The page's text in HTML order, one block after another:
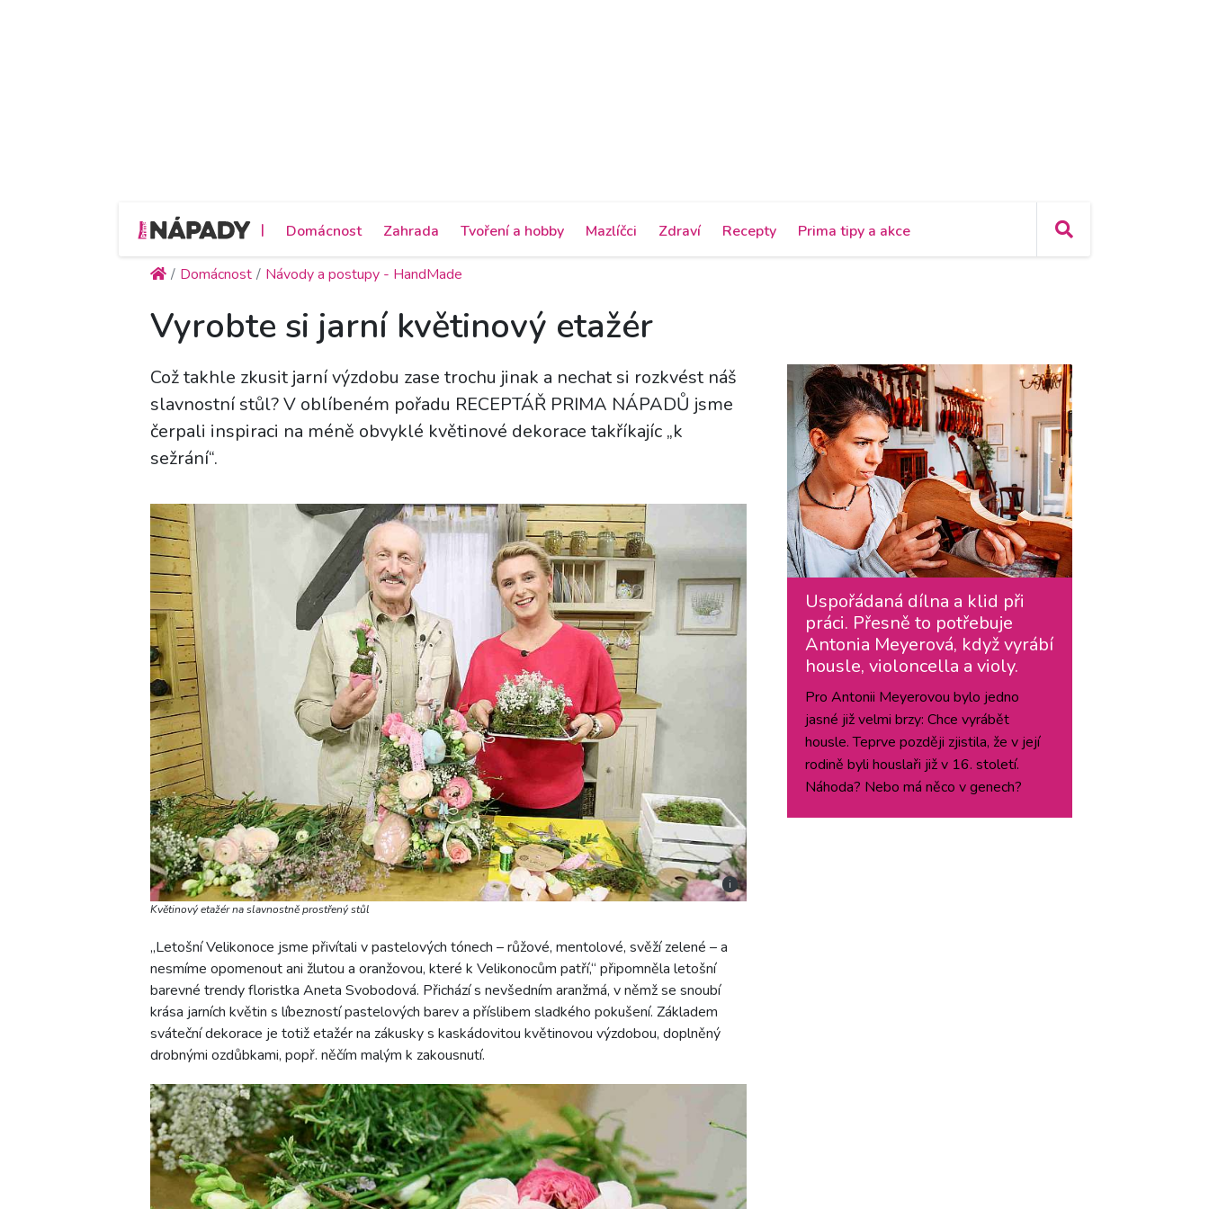
| Domácnost Zahrada Tvoření a hobby Mazlíčci Zdraví Recepty Prima tipy a akce
Domácnost Návody a postupy - HandMade
Vyrobte si jarní květinový etažér
Což takhle zkusit jarní výzdobu zase trochu jinak a nechat si rozkvést náš
slavnostní stůl? V oblíbeném pořadu RECEPTÁŘ PRIMA NÁPADŮ jsme
čerpali inspiraci na méně obvyklé květinové dekorace takříkajíc „k
sežrání“.
i
Květinový etažér na slavnostně prostřený stůl
„Letošní Velikonoce jsme přivítali v pastelových tónech – růžové, mentolové, svěží zelené – a
nesmíme opomenout ani žlutou a oranžovou, které k Velikonocům patří,“ připomněla letošní
barevné trendy floristka Aneta Svobodová. Přichází s nevšedním aranžmá, v němž se snoubí
krása jarních květin s líbezností pastelových barev a příslibem sladkého pokušení. Základem
sváteční dekorace je totiž etažér na zákusky s kaskádovitou květinovou výzdobou, doplněný
drobnými ozdůbkami, popř. něčím malým k zakousnutí.
Uspořádaná dílna a klid při
práci. Přesně to potřebuje
Antonia Meyerová, když vyrábí
housle, violoncella a violy.
Pro Antonii Meyerovou bylo jedno
jasné již velmi brzy: Chce vyrábět
housle. Teprve později zjistila, že v její
rodině byli houslaři již v 16. století.
Náhoda? Nebo má něco v genech?